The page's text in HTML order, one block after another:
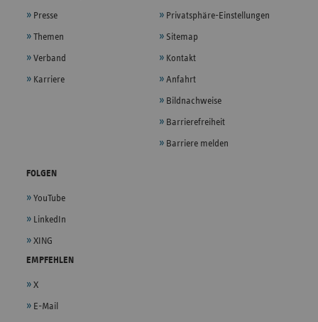
Presse
Themen
Verband
Karriere
Privatsphäre-Einstellungen
Sitemap
Kontakt
Anfahrt
Bildnachweise
Barrierefreiheit
Barriere melden
FOLGEN
YouTube
LinkedIn
XING
EMPFEHLEN
X
E-Mail